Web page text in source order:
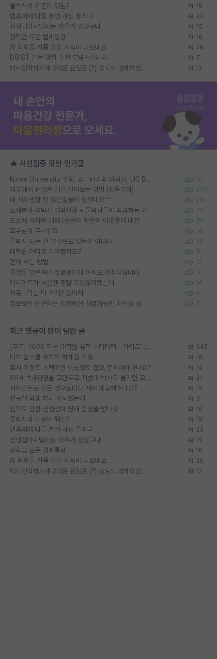
물박사의 기준이 뭐임? 19
랩홈피에 다들 본인 사진 올리냐 23
신생랩가지말라는 이유가 있었구나 15
장학금 모은 랩비통장 16
AI 학회들 거품 슬슬 지적이 나오네요 26
DGIST 가는 방법 추천 부탁드립니다. 7
박사진학하기에 2억은 괜찮은 (?) 정도의 경제력인가요 12
🔥 시선집중 핫한 인기글
Korea University 수학, 컴퓨터과학 이학사, UC Berkeley 산업공학 대학원 공학박사가 되는 것은 쉽지 않겠죠? 10
외부에서 괜찮은 랩을 알아보는 방법 (장문주의) 275
내 석사생활 참 많은일들이 있엇네요^^ 212
소재분야 석박사 대학원생 + 물박사들이 착각하는 거 73
포스텍 억까에 대해 (동문의 학문적 아웃풋에 대한 반박) 50
교수님이 무서워요 16
물박사 되는 건 교수탓도 있는거 아니냐 29
대학원 어디로 가야할까요? 5
편애 하는 방법 12
졸업을 앞둔 박사수료생인데 아직도 출장다닙니다 3
이사이트가 처음엔 정말 도움많이됐는데 14
커뮤니티는 다 쓰레기통이지 6
정보보안 연구하는 입장에선 식별가능한 사진을 올리는건 비추이긴함 5
최근 댓글이 많이 달린 글
[무료] 2026 미국 대학원 유학 스타터팩 - 가이드북 & 합격자 컨택메일 템플릿 645
미박 탑스쿨 유학이 빡세진 이유 19
혹시 이정도 스펙이면 어느정도 잡고 준비해야하나요? 14
SSH 박사과정을 그만두고 지방대 박사로 옮기면 교수의 꿈은 끝일까요? 21
카이스트는 모든 연구실마다 서버 제공해주나요? 15
연구실 학생 하나 자퇴했는데 9
입학도 안한 신입생이 원래 관심을 받나요 10
물박사의 기준이 뭐임? 19
랩홈피에 다들 본인 사진 올리냐 23
신생랩가지말라는 이유가 있었구나 15
장학금 모은 랩비통장 16
AI 학회들 거품 슬슬 지적이 나오네요 26
박사진학하기에 2억은 괜찮은 (?) 정도의 경제력인가요 12